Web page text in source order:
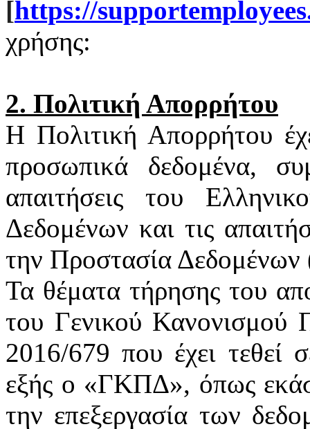
[https://supportemployees
χρήσης:
2. Πολιτική Απορρήτου
Η Πολιτική Απορρήτου
προσωπικά δεδομένα,
απαιτήσεις του
Δεδομένων και τις
την Προστασία
Τα θέματα τήρησης του
του Γενικού
2016/679 που έχει τεθεί
εξής ο «ΓΚΠΔ», όπως
την επεξεργασία των